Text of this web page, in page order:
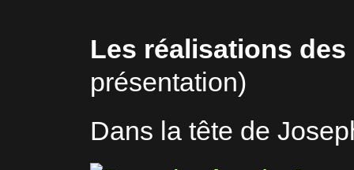
Les réalisations
présentation)
Dans la tête de